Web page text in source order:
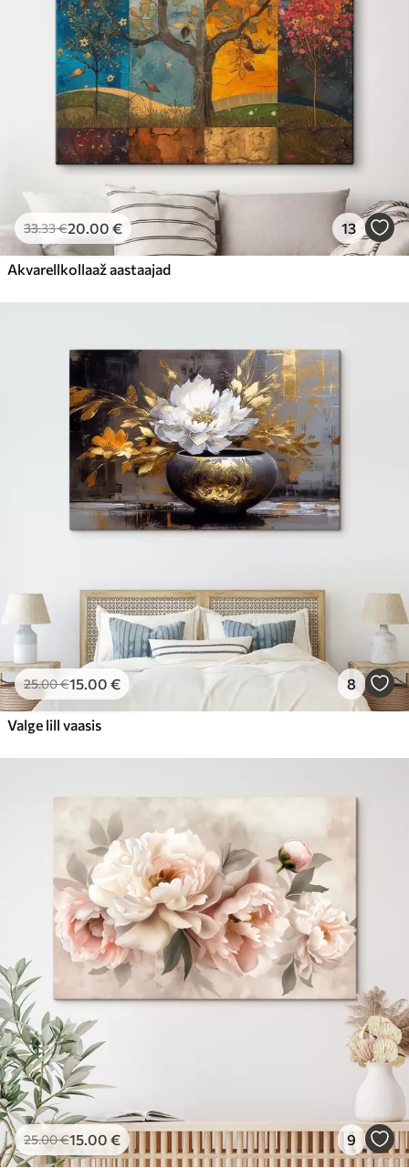
33.33€20.00 € 13
Akvarellkollaaž aastaajad
25.00€15.00 € 8
Valge lill vaasis
25.00€15.00 € 9